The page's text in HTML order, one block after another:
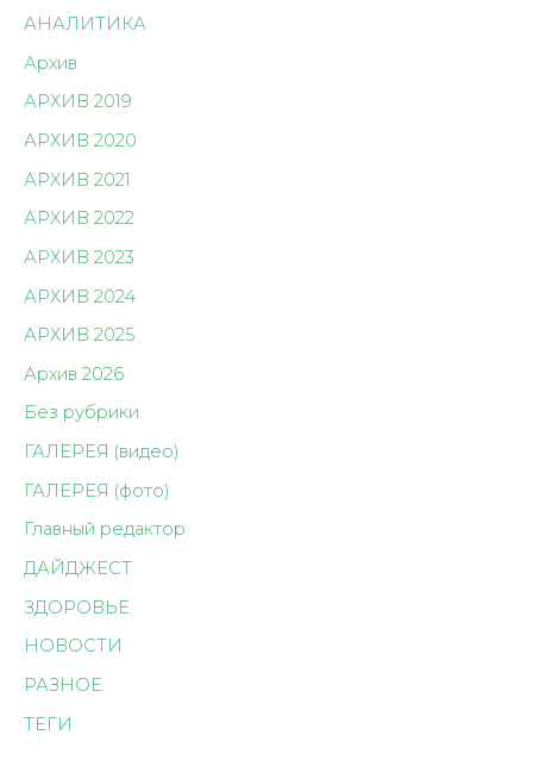
АНАЛИТИКА
Архив
АРХИВ 2019
АРХИВ 2020
АРХИВ 2021
АРХИВ 2022
АРХИВ 2023
АРХИВ 2024
АРХИВ 2025
Архив 2026
Без рубрики
ГАЛЕРЕЯ (видео)
ГАЛЕРЕЯ (фото)
Главный редактор
ДАЙДЖЕСТ
ЗДОРОВЬЕ
НОВОСТИ
РАЗНОЕ
ТЕГИ